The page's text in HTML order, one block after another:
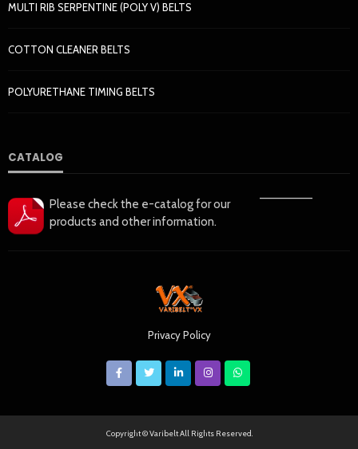
MULTI RIB SERPENTINE (POLY V) BELTS
COTTON CLEANER BELTS
POLYURETHANE TIMING BELTS
CATALOG
Please check the e-catalog for our
products and other information.
——————
Privacy Policy
Copyright © Varibelt All Rights Reserved.